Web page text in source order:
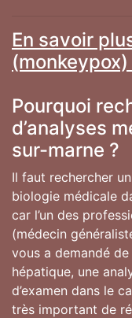
En savoir
Pourquoi
d’analyses
sur-marne ?
Il faut rechercher
biologie médicale
car l’un des
(médecin
vous a demandé
hépatique, une
d’examen dans le
très important de